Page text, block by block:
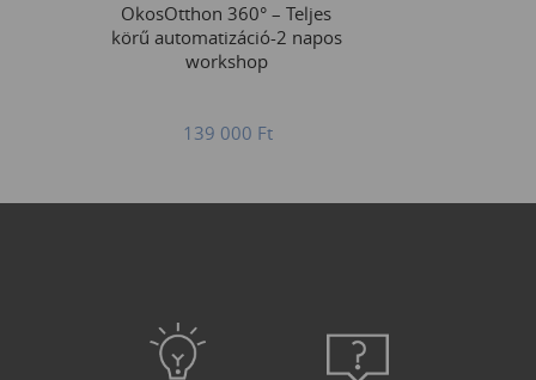
OkosOtthon 360° – Teljes
körű automatizáció-2 napos
workshop
139 000 Ft